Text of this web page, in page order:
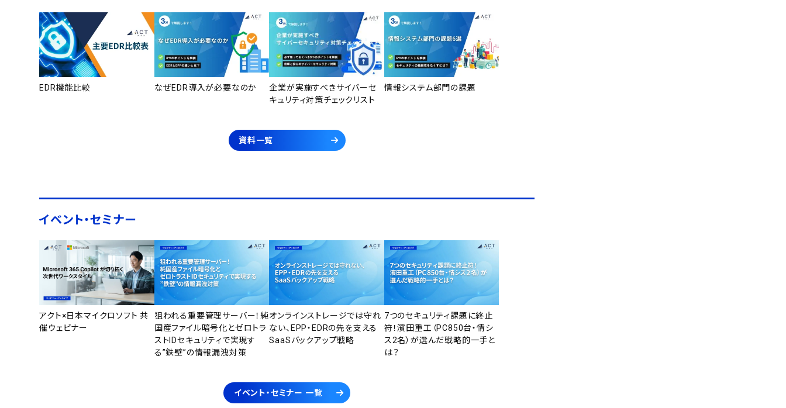
EDR機能比較 なぜEDR導入が必要なのか
企業が実施すべきサイバーセ
キュリティ対策チェックリスト
情報システム部門の課題
資料一覧
イベント・セミナー
アクト×日本マイクロソフト 共
催ウェビナー
狙われる重要管理サーバー！純
国産ファイル暗号化とゼロトラ
ストIDセキュリティで実現す
る”鉄壁”の情報漏洩対策
オンラインストレージでは守れ
ない、EPP・EDRの先を支える
SaaSバックアップ戦略
7つのセキュリティ課題に終止
符！濱田重工（PC850台・情シ
ス2名）が選んだ戦略的一手と
は？
イベント・セミナー 一覧